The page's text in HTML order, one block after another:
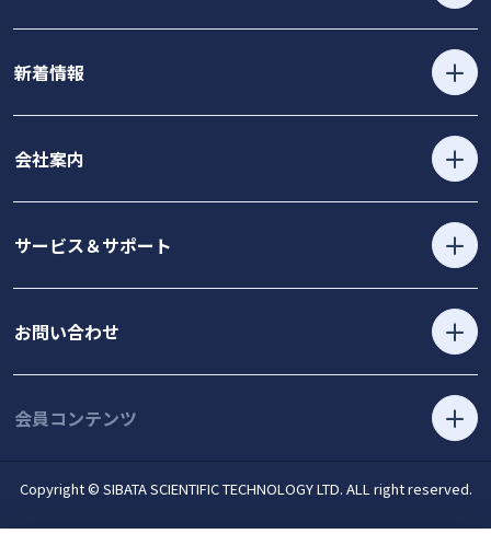
新着情報
会社案内
サービス＆サポート
お問い合わせ
会員コンテンツ
Copyright © SIBATA SCIENTIFIC TECHNOLOGY LTD. ALL right reserved.